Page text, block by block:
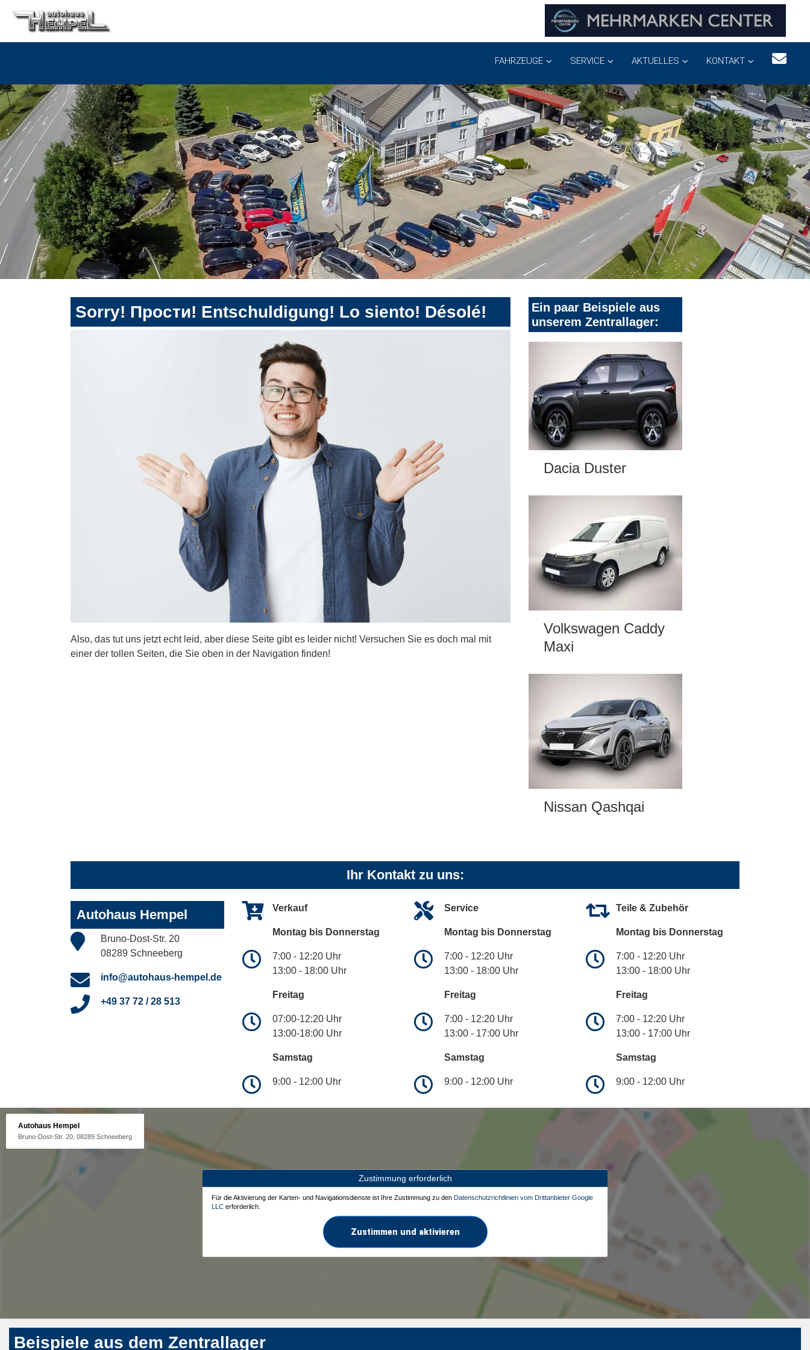
FAHRZEUGE SERVICE AKTUELLES KONTAKT
Sorry! Прости! Entschuldigung! Lo siento! Désolé!
Also, das tut uns jetzt echt leid, aber diese Seite gibt es leider nicht! Versuchen Sie es doch mal mit
einer der tollen Seiten, die Sie oben in der Navigation finden!
Ein paar Beispiele aus
unserem Zentrallager:
Dacia Duster
Volkswagen Caddy
Maxi
Nissan Qashqai
Ihr Kontakt zu uns:
Autohaus Hempel
Bruno-Dost-Str. 20
08289 Schneeberg
info@autohaus-hempel.de
+49 37 72 / 28 513
Verkauf
Montag bis Donnerstag
7:00 - 12:20 Uhr
13:00 - 18:00 Uhr
Freitag
07:00-12:20 Uhr
13:00-18:00 Uhr
Samstag
9:00 - 12:00 Uhr
Service
Montag bis Donnerstag
7:00 - 12:20 Uhr
13:00 - 18:00 Uhr
Freitag
7:00 - 12:20 Uhr
13:00 - 17:00 Uhr
Samstag
9:00 - 12:00 Uhr
Teile & Zubehör
Montag bis Donnerstag
7:00 - 12:20 Uhr
13:00 - 18:00 Uhr
Freitag
7:00 - 12:20 Uhr
13:00 - 17:00 Uhr
Samstag
9:00 - 12:00 Uhr
Autohaus Hempel
Bruno-Dost-Str. 20, 08289 Schneeberg
Zustimmung erforderlich
Für die Aktivierung der Karten- und Navigationsdienste ist Ihre Zustimmung zu den Datenschutzrichtlinien vom Drittanbieter Google
LLC erforderlich.
Zustimmen und aktivieren
Beispiele aus dem Zentrallager